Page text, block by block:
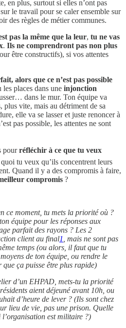
en plus, surtout si elles n’ont pas
le travail pour se caler ensemble sur
des règles de métier communes.
pas la même que la leur, tu ne vas
. Ils ne comprendront pas non plus
être constructifs), si vos attentes
alors que ce n’est pas possible
les places dans une injonction
dans le mur. Ton équipe va
plus vite, mais au détriment de sa
elle va se lasser et juste renoncer à
pas possible, les attentes ne sont
pourréfléchir à ce que tu veux
tu veux qu’ils concentrent leurs
Quand il y a des compromis à faire,
compromis ?
ce moment, tu mets la priorité où ?
équipe pour les réponses aux
parfait des rayons ? Les 2
client au final1 , mais ne sont pas
temps (ou alors, il faut que tu
de ton équipe, ou rendre le
ça puisse être plus rapide)
d’un EHPAD, mets-tu la priorité
aient déjeuné avant 10h, ou
d’heure de lever ? (Ils sont chez
lieu de vie, pas une prison. Quelle
est militaire ?)